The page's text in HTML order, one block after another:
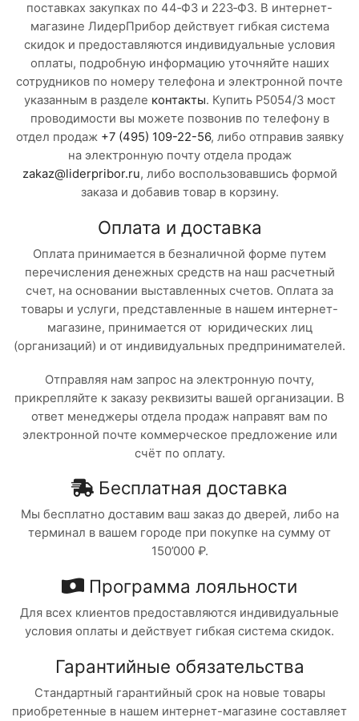
поставках закупках по 44‑ФЗ и 223‑ФЗ. В интернет-
магазине ЛидерПрибор действует гибкая система
скидок и предоставляются индивидуальные условия
оплаты, подробную информацию уточняйте наших
сотрудников по номеру телефона и электронной почте
указанным в разделе контакты. Купить Р5054/3 мост
проводимости вы можете позвонив по телефону в
отдел продаж +7 (495) 109-22-56, либо отправив заявку
на электронную почту отдела продаж
zakaz@liderpribor.ru, либо воспользовавшись формой
заказа и добавив товар в корзину.
Оплата и доставка
Оплата принимается в безналичной форме путем
перечисления денежных средств на наш расчетный
счет, на основании выставленных счетов. Оплата за
товары и услуги, представленные в нашем интернет-
магазине, принимается от юридических лиц
(организаций) и от индивидуальных предпринимателей.
Отправляя нам запрос на электронную почту,
прикрепляйте к заказу реквизиты вашей организации. В
ответ менеджеры отдела продаж направят вам по
электронной почте коммерческое предложение или
счёт по оплату.
Бесплатная доставка
Мы бесплатно доставим ваш заказ до дверей, либо на
терминал в вашем городе при покупке на сумму от
150’000 ₽.
Программа лояльности
Для всех клиентов предоставляются индивидуальные
условия оплаты и действует гибкая система скидок.
Гарантийные обязательства
Стандартный гарантийный срок на новые товары
приобретенные в нашем интернет-магазине составляет